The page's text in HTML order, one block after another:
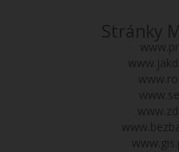
Stránky